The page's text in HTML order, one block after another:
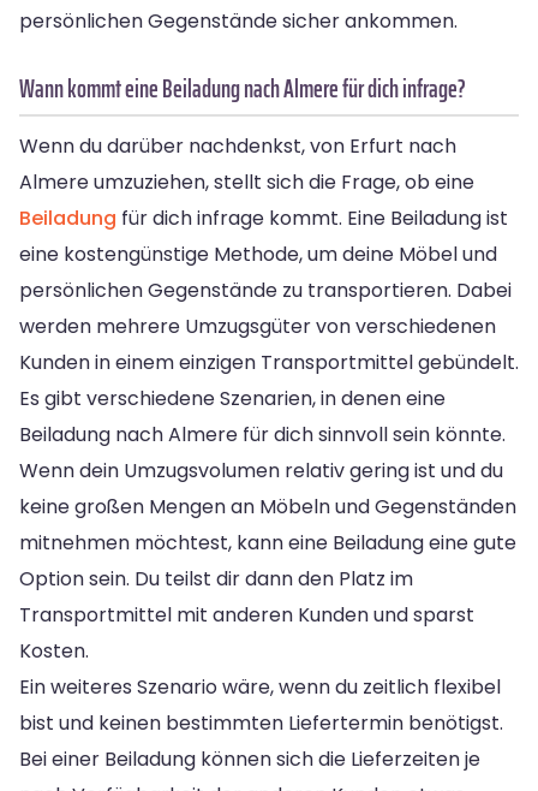
persönlichen Gegenstände sicher ankommen.
Wann kommt eine Beiladung nach Almere für dich infrage?
Wenn du darüber nachdenkst, von Erfurt nach
Almere umzuziehen, stellt sich die Frage, ob eine
Beiladung für dich infrage kommt. Eine Beiladung ist
eine kostengünstige Methode, um deine Möbel und
persönlichen Gegenstände zu transportieren. Dabei
werden mehrere Umzugsgüter von verschiedenen
Kunden in einem einzigen Transportmittel gebündelt.
Es gibt verschiedene Szenarien, in denen eine
Beiladung nach Almere für dich sinnvoll sein könnte.
Wenn dein Umzugsvolumen relativ gering ist und du
keine großen Mengen an Möbeln und Gegenständen
mitnehmen möchtest, kann eine Beiladung eine gute
Option sein. Du teilst dir dann den Platz im
Transportmittel mit anderen Kunden und sparst
Kosten.
Ein weiteres Szenario wäre, wenn du zeitlich flexibel
bist und keinen bestimmten Liefertermin benötigst.
Bei einer Beiladung können sich die Lieferzeiten je